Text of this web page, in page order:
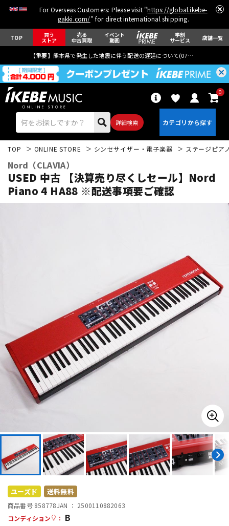
For Overseas Customers: Please visit "https://global.ikebe-
gakki.com/" for direct international shipping.
TOP 買う
ストア
売る
中古買取
イベント
動画
学割
サービス 店舗一覧
【重要】熊本県で発生した地震に伴う配送の遅延について(07月29日
詳細検索
0
パーカッション
キーボード 電子ピアノ
管楽器
アンプ
DTM オンライン納品 レコーディング機器
配信/ライブ機器
TOP ONLINE STORE シンセサイザー・電子楽器 ステージピア
Nord（CLAVIA）
USED 中古 【決算売り尽くしセール】Nord
Piano 4 HA88 ※配送事項要ご確認
ユーズド 送料無料
商品番号 858778JAN ： 2500110882063
コンディション
： B